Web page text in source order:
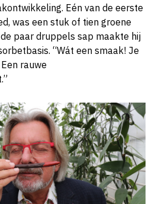
Eén van de eerste
was een stuk of tien groene
paar druppels sap maakte hij
“Wát een smaak! Je
rauwe